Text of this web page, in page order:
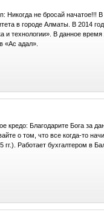
не бросай начатое!!!
в городе Алматы. В 2014
и технологии». В данное время
«Ас адал».
Благодарите Бога за
о том, что все когда-то
Работает бухгалтером в